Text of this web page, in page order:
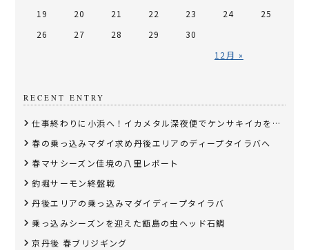
12月 »
19
20 21 22 23 24
25
26
27 28 29 30
RECENT ENTRY
仕事終わりに小浜へ！イカメタル深夜便でケンサキイカを狙う
春の乗っ込みマダイ求め丹後エリアのディープタイラバへ
春マサシーズン佳境の八里レポート
釣堀サーモン終盤戦
丹後エリアの乗っ込みマダイディープタイラバ
乗っ込みシーズンを迎えた甑島の虫ヘッド石鯛
京丹後 春ブリジギング